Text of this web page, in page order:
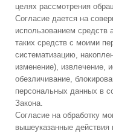
целях рассмотрения
Согласие дается на
использованием средств
таких средств с моими
систематизацию,
изменение), извлечение,
обезличивание,
персональных данных в
Закона.
Согласие на обработку
вышеуказанные действия